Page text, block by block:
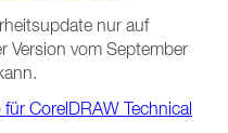
nur auf
Version vom September
CorelDRAW Technical